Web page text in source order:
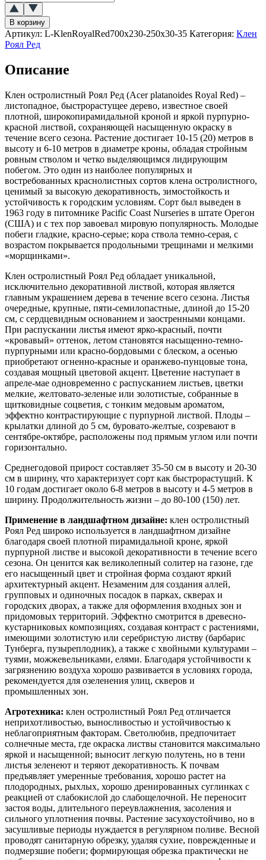
товара
Клен
остролистный
Роял
Ред
Red)
В корзину
Артикул: L-KlenRoyalRed700x230-250x30-35 Категория: Клен
Роял Ред
Описание
Клен остролистный Роял Ред (Acer platanoides Royal Red) –
листопадное, быстрорастущее дерево, известное своей
плотной, широкопирамидальной кроной и яркой пурпурно-
красной листвой, сохраняющей насыщенную окраску в
течение всего сезона. Растение достигает 10-15 (20) метров в
высоту и 6-10 метров в диаметре кроны, обладая стройным
ровным стволом и четко выделяющимся лидирующим
побегом. Это один из наиболее популярных и
востребованных краснолистных сортов клена остролистного,
ценимый за высокую декоративность, зимостойкость и
устойчивость к городским условиям. Сорт был выведен в
1963 году в питомнике Pacific Coast Nurseries в штате Орегон
(США) и с тех пор завоевал мировую популярность. Молодые
побеги гладкие, красно-серые; кора ствола темно-серая, с
возрастом покрывается продольными трещинами и мелкими
«морщинками».
Клен остролистный Роял Ред обладает уникальной,
исключительно декоративной листвой, которая является
главным украшением дерева в течение всего сезона. Листья
очередные, крупные, пяти-семилопастные, длиной до 15-20
см, с сердцевидным основанием и заостренными концами.
При распускании листья имеют ярко-красный, почти
«кровавый» оттенок, летом становятся насыщенно-темно-
пурпурными или красно-бордовыми с блеском, а осенью
приобретают огненно-красные и оранжево-пунцовые тона,
создавая мощный цветовой акцент. Цветение наступает в
апреле-мае одновременно с распусканием листьев, цветки
мелкие, желтовато-зеленые или золотистые, собранные в
щитковидные соцветия, с тонким медовым ароматом,
эффектно контрастирующие с пурпурной листвой. Плоды –
крылатки длиной до 5 см, буровато-желтые, созревают в
сентябре-октябре, расположены под прямым углом или почти
горизонтально.
Среднегодовой прирост составляет 35-50 см в высоту и 20-30
см в ширину, что характеризует сорт как быстрорастущий. К
10 годам достигает около 6-8 метров в высоту и 4-5 метров в
ширину. Продолжительность жизни – до 80-100 (150) лет.
Применение в ландшафтном дизайне: клен остролистный
Роял Ред широко используется в ландшафтном дизайне
благодаря своей плотной пирамидальной кроне, яркой
пурпурной листве и высокой декоративности в течение всего
сезона. Он ценится как великолепный солитер на газоне, где
его насыщенный цвет и стройная форма создают яркий
архитектурный акцент. Незаменим для создания аллей,
групповых и одиночных посадок в парках, скверах и
городских дворах, а также для оформления входных зон и
придомовых территорий. Эффектно смотрится в древесно-
кустарниковых композициях, создавая контраст с растениями,
имеющими золотистую или серебристую листву (барбарис
Тунберга, пузыреплодник), а также с хвойными культурами –
туями, можжевельниками, елями. Благодаря устойчивости к
загрязнению воздуха хорошо развивается в условиях города,
рекомендуется для озеленения улиц, скверов и
промышленных зон.
Агротехника: клен остролистный Роял Ред отличается
неприхотливостью, выносливостью и устойчивостью к
неблагоприятным факторам. Светолюбив, предпочитает
солнечные места, где окраска листвы становится максимально
яркой и насыщенной; выносит легкую полутень, но в тени
листья зеленеют и теряют декоративность. К почвам
предъявляет умеренные требования, хорошо растет на
плодородных, рыхлых, хорошо дренированных суглинках с
реакцией от слабокислой до слабощелочной. Не переносит
застоя воды, длительного переувлажнения, засоления и
сильного уплотнения почвы. Растение засухоустойчиво, но в
засушливые периоды нуждается в регулярном поливе. Весной
проводят санитарную обрезку, удаляя сухие, поврежденные и
подмерзшие побеги; формирующая обрезка практически не